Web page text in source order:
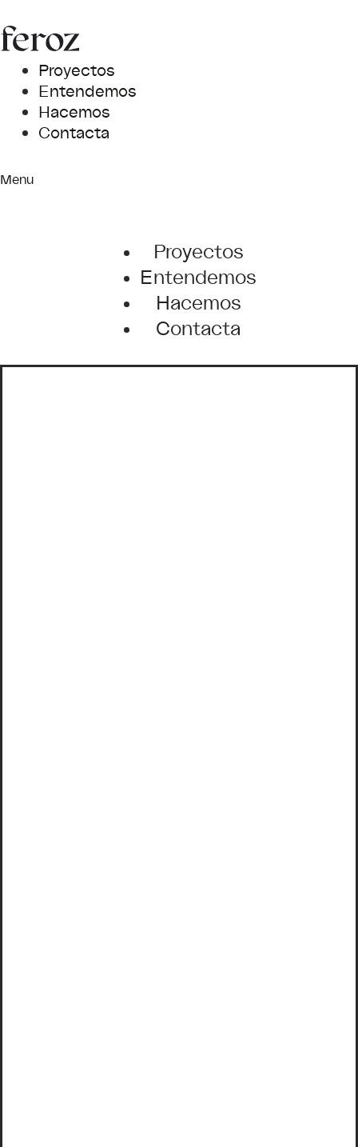
Proyectos
Entendemos
Hacemos
Contacta
Menu
Proyectos
Entendemos
Hacemos
Contacta